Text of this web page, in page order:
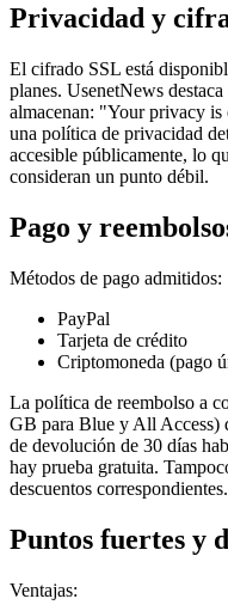
Privacidad y
El cifrado SSL está
planes. UsenetNews
almacenan: "Your privacy
una política de privacidad
accesible públicamente, lo
consideran un punto débil.
Pago y
Métodos de pago admitidos:
PayPal
Tarjeta de crédito
Criptomoneda (pago
La política de reembolso a
GB para Blue y All Access)
de devolución de 30 días
hay prueba gratuita.
descuentos correspondientes.
Puntos fuertes y
Ventajas: